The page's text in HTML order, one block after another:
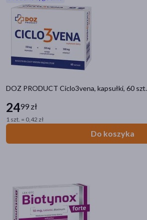
Hit
DOZ PRODUCT Ciclo3vena, kapsułki, 60 szt.
2499 zł
1 szt. = 0,42 zł
Do koszyka